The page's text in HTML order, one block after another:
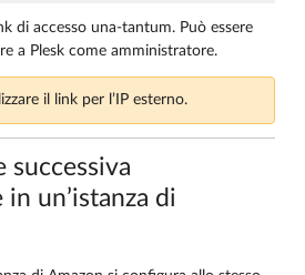
di accesso una-tantum. Può essere
a Plesk come amministratore.
il link per l’IP esterno.
successiva
in un’istanza di